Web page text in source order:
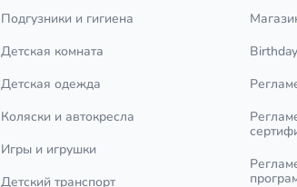
Подгузники и гигиена
Детская комната
Детская одежда
Коляски и автокресла
Игры и игрушки
Детский транспорт